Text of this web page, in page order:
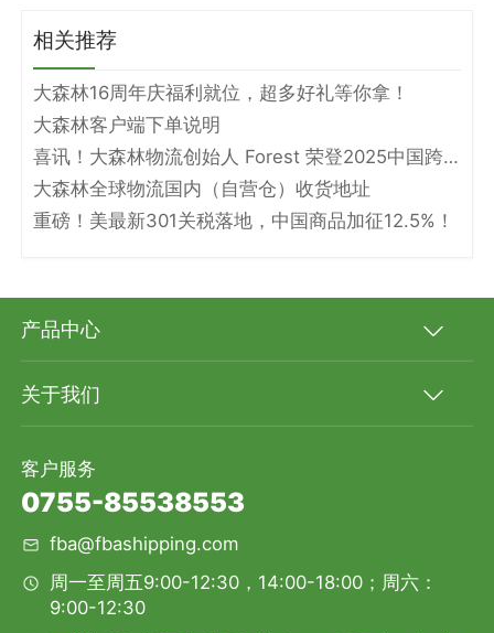
相关推荐
大森林16周年庆福利就位，超多好礼等你拿！
大森林客户端下单说明
喜讯！大森林物流创始人 Forest 荣登2025中国跨境电商物流名人堂！
大森林全球物流国内（自营仓）收货地址
重磅！美最新301关税落地，中国商品加征12.5%！
产品中心
关于我们
客户服务
0755-85538553
fba@fbashipping.com
周一至周五9:00-12:30，14:00-18:00；周六：
9:00-12:30